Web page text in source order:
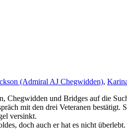
(Admiral AJ Chegwidden),
und Bridges auf die
mit den drei Veteranen
versinkt.
doch auch er hat es nicht